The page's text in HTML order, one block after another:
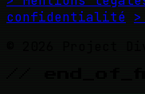
confidentialité